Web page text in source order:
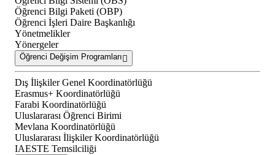
Öğrenci Bilgi Paketi (OBP)
Öğrenci İşleri Daire Başkanlığı
Yönetmelikler
Yönergeler
Öğrenci Değişim Programları
Dış İlişkiler Genel Koordinatörlüğü
Erasmus+ Koordinatörlüğü
Farabi Koordinatörlüğü
Uluslararası Öğrenci Birimi
Mevlana Koordinatörlüğü
Uluslararası İlişkiler Koordinatörlüğü
IAESTE Temsilciliği